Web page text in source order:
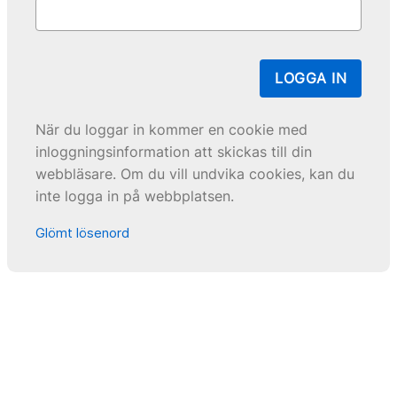
LOGGA IN
När du loggar in kommer en cookie med
inloggningsinformation att skickas till din
webbläsare. Om du vill undvika cookies, kan du
inte logga in på webbplatsen.
Glömt lösenord